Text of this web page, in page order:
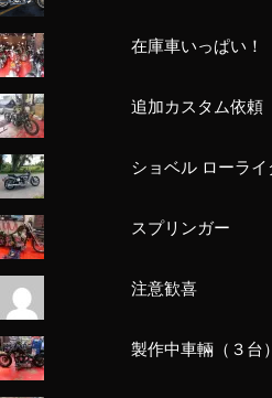
在庫車いっぱい！
追加カスタム依頼
ショベル ローライ
スプリンガー
注意歓喜
製作中車輛（３台）